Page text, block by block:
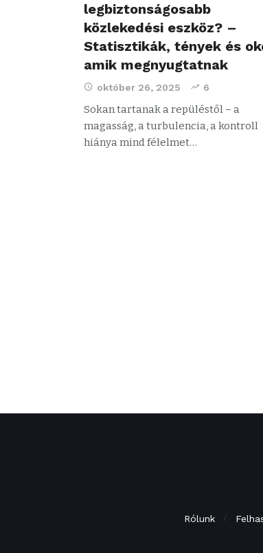
legbiztonságosabb
közlekedési eszköz? –
Statisztikák, tények és
amik megnyugtatnak
október 26, 2025 6
Sokan tartanak a repüléstől – a
magasság, a turbulencia, a kontroll
hiánya mind félelmet…
Rólunk